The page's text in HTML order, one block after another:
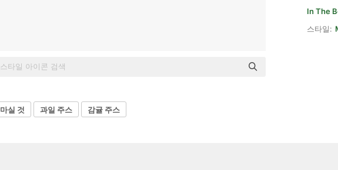
In The
스타일:
마실 것 과일 주스 감귤 주스